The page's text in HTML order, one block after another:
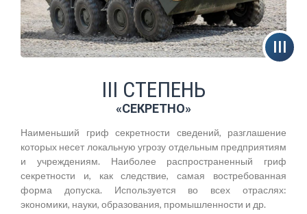
III СТЕПЕНЬ
«СЕКРЕТНО»
Наименьший гриф секретности сведений, разглашение
которых несет локальную угрозу отдельным предприятиям
и учреждениям. Наиболее распространенный гриф
секретности и, как следствие, самая востребованная
форма допуска. Используется во всех отраслях:
экономики, науки, образования, промышленности и др.